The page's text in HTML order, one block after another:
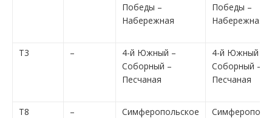
Победы –
Набережная
Победы –
Набережная
Т3 –
4-й Южный –
Соборный –
Песчаная
4-й Южный –
Соборный –
Песчаная
Т8 –
Симферопольское